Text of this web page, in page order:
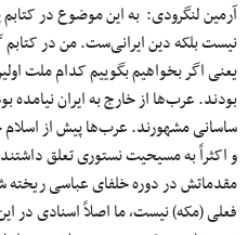
آرمین لنگرودی: به این موضوع در
نیست بلکه دین ایرانی‌ست. من در کتابم
یعنی اگر بخواهیم بگوییم کدام ملت
بودند. عرب‌ها از خارج به ایران نیامده
ساسانی مشهورند. عرب‌ها پیش از
و اکثراً به مسیحیت نستوری تعلق
مقدماتش در دوره خلفای عباسی ریخته
فعلی (مکه) نیست، ما اصلاً اسنادی در